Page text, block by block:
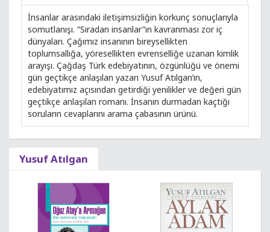
İnsanlar arasındaki iletişimsizliğin korkunç sonuçlarıyla
somutlanışı. “Sıradan insanlar”ın kavranması zor iç
dünyaları. Çağımız insanının bireysellikten
toplumsallığa, yöresellikten evrenselliğe uzanan kimlik
arayışı. Çağdaş Türk edebiyatının, özgünlüğü ve önemi
gün geçtikçe anlaşılan yazarı Yusuf Atılgan’ın,
edebiyatımız açısından getirdiği yenilikler ve değeri gün
geçtikçe anlaşılan romanı. İnsanın durmadan kaçtığı
soruların cevaplarını arama çabasının ürünü.
Yusuf Atılgan